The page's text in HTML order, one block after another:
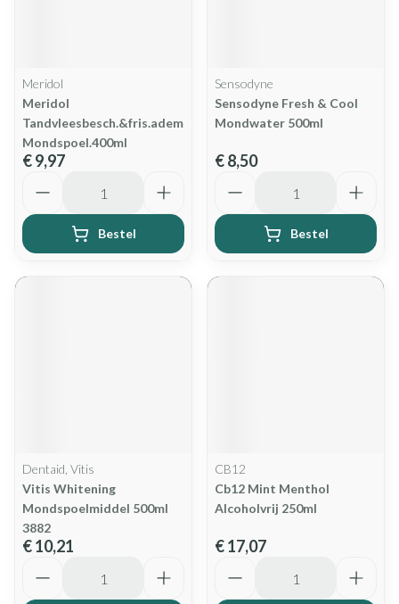
Meridol
Meridol
Tandvleesbesch.&fris.adem
Mondspoel.400ml
€ 9,97
Bestel
Sensodyne
Sensodyne Fresh & Cool
Mondwater 500ml
€ 8,50
Bestel
Dentaid, Vitis
Vitis Whitening
Mondspoelmiddel 500ml
3882
€ 10,21
CB12
Cb12 Mint Menthol
Alcoholvrij 250ml
€ 17,07